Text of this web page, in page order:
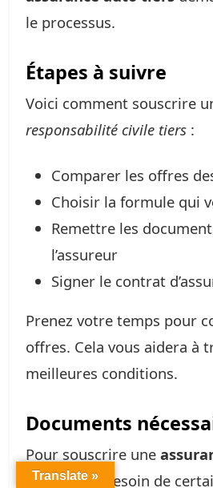
le processus.
Étapes à suivre
Voici comment souscrire
responsabilité civile tiers :
Comparer les offres
Choisir la formule qui
Remettre les
l’assureur
Signer le contrat
Prenez votre temps pour
offres. Cela vous aidera à
meilleures conditions.
Documents
Pour souscrire une
vous aurez besoin de
Translate »